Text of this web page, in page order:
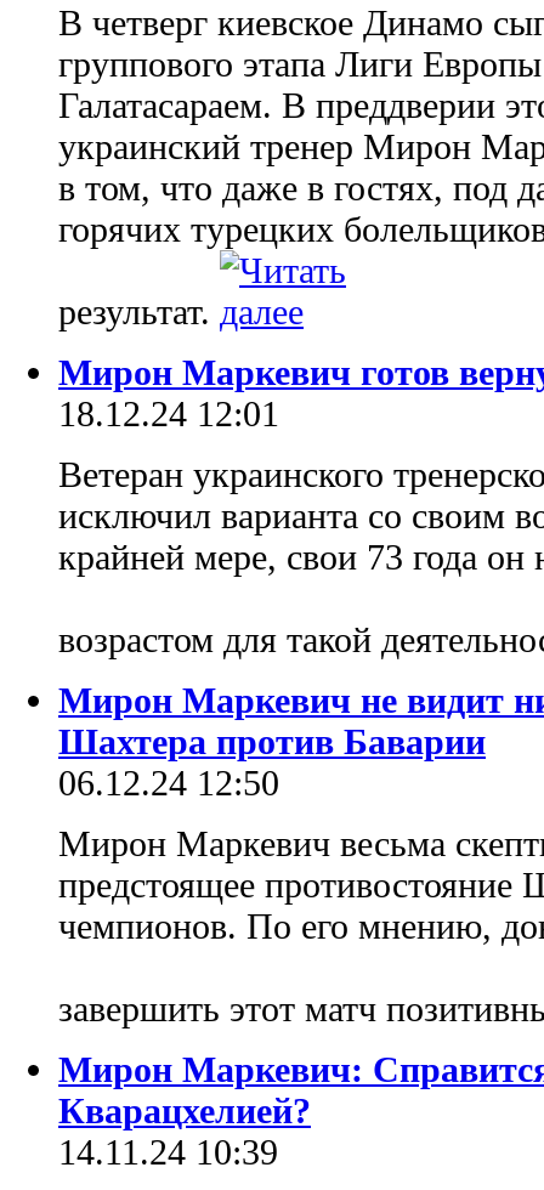
В четверг киевское Динамо
группового этапа Лиги
Галатасараем. В преддверии
украинский тренер Мирон
в том, что даже в гостях, под
горячих турецких
результат.
Мирон Маркевич готов
18.12.24 12:01
Ветеран украинского
исключил варианта со своим
крайней мере, свои 73 года он
возрастом для такой
Мирон Маркевич не видит
Шахтера против Баварии
06.12.24 12:50
Мирон Маркевич весьма
предстоящее противостояние
чемпионов. По его мнению,
завершить этот матч
Мирон Маркевич:
Кварацхелией?
14.11.24 10:39